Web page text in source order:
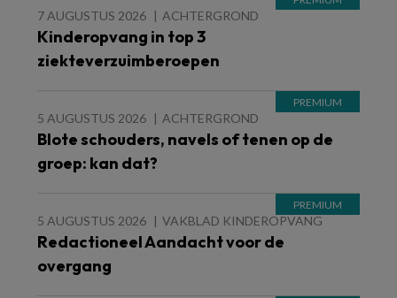
7 AUGUSTUS 2026 ACHTERGROND
Kinderopvang in top 3
ziekteverzuimberoepen
5 AUGUSTUS 2026 ACHTERGROND
Blote schouders, navels of tenen op de
groep: kan dat?
5 AUGUSTUS 2026 VAKBLAD KINDEROPVANG
Redactioneel Aandacht voor de
overgang